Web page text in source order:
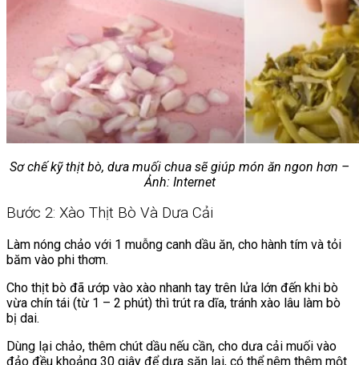
Sơ chế kỹ thịt bò, dưa muối chua sẽ giúp món ăn ngon hơn –
Ảnh: Internet
Bước 2: Xào Thịt Bò Và Dưa Cải
Làm nóng chảo với 1 muỗng canh dầu ăn, cho hành tím và tỏi
băm vào phi thơm.
Cho thịt bò đã ướp vào xào nhanh tay trên lửa lớn đến khi bò
vừa chín tái (từ 1 – 2 phút) thì trút ra dĩa, tránh xào lâu làm bò
bị dai.
Dùng lại chảo, thêm chút dầu nếu cần, cho dưa cải muối vào
đảo đều khoảng 30 giây để dưa săn lại, có thể nêm thêm một